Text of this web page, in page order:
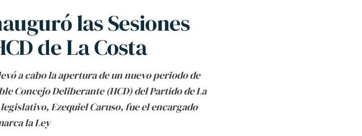
las Sesiones
de La Costa
a cabo la apertura de un nuevo periodo de
Concejo Deliberante (HCD) del Partido de La
Ezequiel Caruso, fue el encargado
la Ley